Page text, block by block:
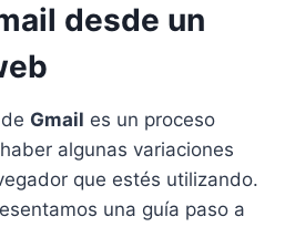
desde un
Gmail es un proceso
algunas variaciones
que estés utilizando.
una guía paso a